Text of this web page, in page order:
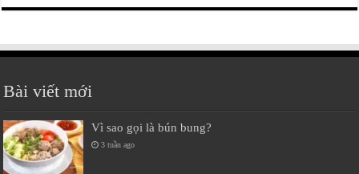
Bài viết mới
Vì sao gọi là bún bung?
3 tuần ago